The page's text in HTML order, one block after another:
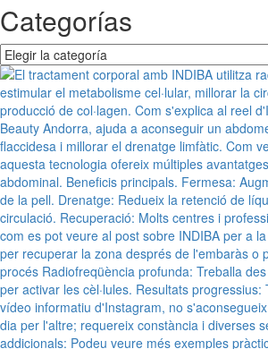
Categorías
Categorías